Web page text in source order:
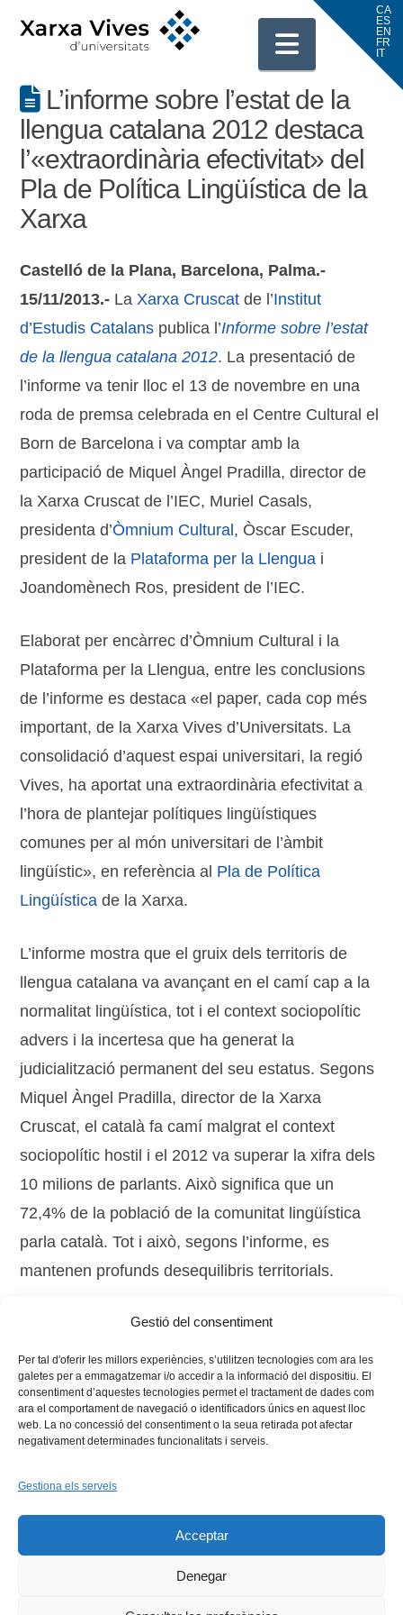
Gestió del consentiment
Per tal d'oferir les millors experiències, s’utilitzen tecnologies com ara les
galetes per a emmagatzemar i/o accedir a la informació del dispositiu. El
consentiment d’aquestes tecnologies permet el tractament de dades com
ara el comportament de navegació o identificadors únics en aquest lloc
web. La no concessió del consentiment o la seua retirada pot afectar
negativament determinades funcionalitats i serveis.
Gestiona els serveis
Acceptar
Denegar
L’informe sobre l’estat de la
llengua catalana 2012 destaca
l’«extraordinària efectivitat» del
Pla de Política Lingüística de la
Xarxa
Castelló de la Plana, Barcelona, Palma.-
15/11/2013.- LaXarxa Cruscat de l’Institut
d’Estudis Catalans publica l’Informe sobre l’estat
de la llengua catalana 2012. La presentació de
l’informe va tenir lloc el 13 de novembre en una
roda de premsa celebrada en el Centre Cultural el
Born de Barcelona i va comptar amb la
participació de Miquel Àngel Pradilla, director de
la Xarxa Cruscat de l’IEC, Muriel Casals,
presidenta d’Òmnium Cultural , Òscar Escuder,
president de la Plataforma per la Llengua i
Joandomènech Ros, president de l’IEC.
Elaborat per encàrrec d’Òmnium Cultural i la
Plataforma per la Llengua, entre les conclusions
de l’informe es destaca «el paper, cada cop més
important, de la Xarxa Vives d’Universitats. La
consolidació d’aquest espai universitari, la regió
Vives, ha aportat una extraordinària efectivitat a
l’hora de plantejar polítiques lingüístiques
comunes per al món universitari de l’àmbit
lingüístic», en referència al Pla de Política
Lingüística de la Xarxa.
L’informe mostra que el gruix dels territoris de
llengua catalana va avançant en el camí cap a la
normalitat lingüística, tot i el context sociopolític
advers i la incertesa que ha generat la
judicialització permanent del seu estatus. Segons
Miquel Àngel Pradilla, director de la Xarxa
Cruscat, el català fa camí malgrat el context
sociopolític hostil i el 2012 va superar la xifra dels
10 milions de parlants. Això significa que un
72,4% de la població de la comunitat lingüística
parla català. Tot i això, segons l’informe, es
mantenen profunds desequilibris territorials.
,pla de política lingüística
Instagram
Flickr
INICI QUI SOM
PROGRAMES
DESENVOLUPAMENT SOSTENIBLE
AVÍS LEGAL
Copyright © 2026 - Xarxa Vives d'Universitats